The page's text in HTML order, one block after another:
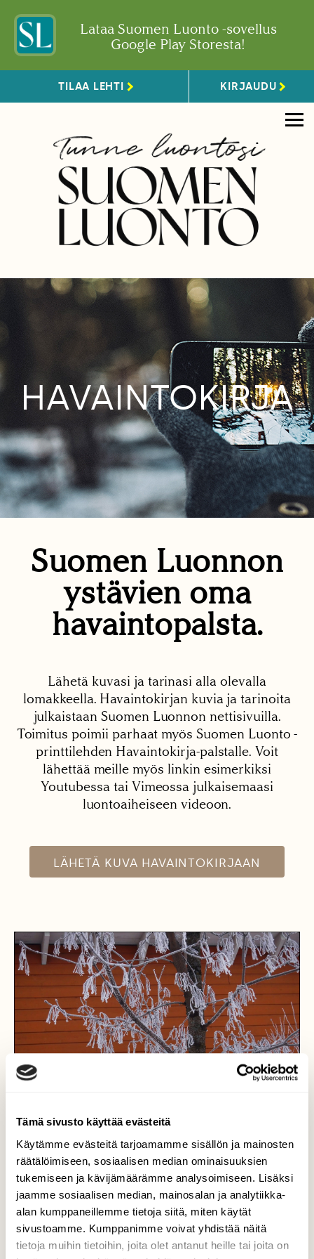
Tämä sivusto käyttää evästeitä
Käytämme evästeitä tarjoamamme sisällön ja mainosten
räätälöimiseen, sosiaalisen median ominaisuuksien
tukemiseen ja kävijämäärämme analysoimiseen. Lisäksi
jaamme sosiaalisen median, mainosalan ja analytiikka-
alan kumppaneillemme tietoja siitä, miten käytät
sivustoamme. Kumppanimme voivat yhdistää näitä
tietoja muihin tietoihin, joita olet antanut heille tai joita on
Lataa Suomen Luonto -sovellus
Google Play Storesta!
TILAA LEHTI KIRJAUDU
HAVAINTOKIRJA
Suomen Luonnon
ystävien oma
havaintopalsta.
Lähetä kuvasi ja tarinasi alla olevalla
lomakkeella. Havaintokirjan kuvia ja tarinoita
julkaistaan Suomen Luonnon nettisivuilla.
Toimitus poimii parhaat myös Suomen Luonto -
printtilehden Havaintokirja-palstalle. Voit
lähettää meille myös linkin esimerkiksi
Youtubessa tai Vimeossa julkaisemaasi
luontoaiheiseen videoon.
LÄHETÄ KUVA HAVAINTOKIRJAAN
Lunta oksilla
Lumi on erottamaton osa Suomen luontoa.